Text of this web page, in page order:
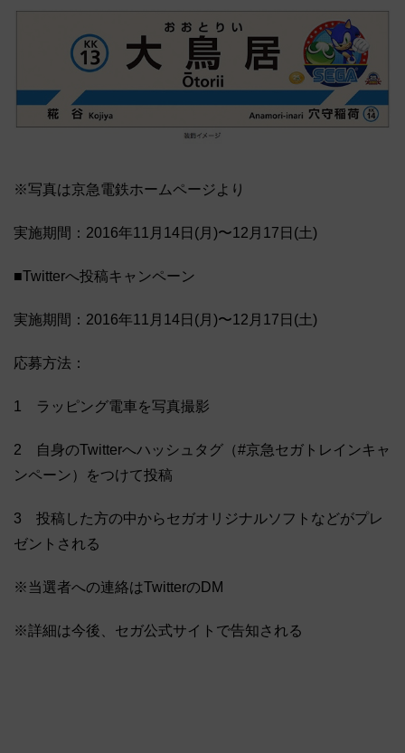
※写真は京急電鉄ホームページより
実施期間：2016年11月14日(月)〜12月17日(土)
■Twitterへ投稿キャンペーン
実施期間：2016年11月14日(月)〜12月17日(土)
応募方法：
1 ラッピング電車を写真撮影
2 自身のTwitterへハッシュタグ（#京急セガトレインキャ
ンペーン）をつけて投稿
3 投稿した方の中からセガオリジナルソフトなどがプレ
ゼントされる
※当選者への連絡はTwitterのDM
※詳細は今後、セガ公式サイトで告知される